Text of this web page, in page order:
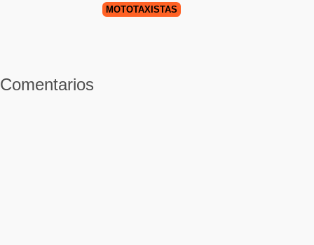
MOTOTAXISTAS
Comentarios